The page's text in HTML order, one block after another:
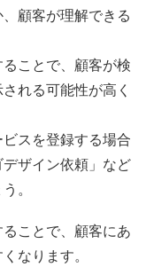
顧客が理解できる
ことで、顧客が検
れる可能性が高く
スを登録する場合
ザイン依頼」など
。
ことで、顧客にあ
なります。